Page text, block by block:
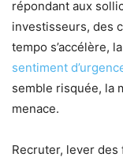
répondant aux
investisseurs, des
tempo s’accélère,
sentiment
semble risquée, la
menace.
Recruter, lever